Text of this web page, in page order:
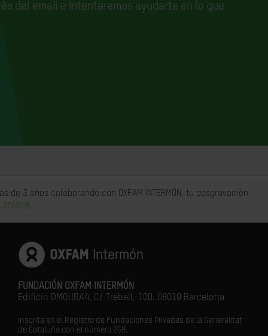
del email e intentaremos ayudarte en lo que
3 años colaborando con OXFAM INTERMÓN, tu desgravación
enlace.
FUNDACIÓN OXFAM INTERMÓN
Edificio DMOURA4. C/ Treball, 100. 08019 Barcelona
Inscrita en el Registro de Fundaciones Privadas de la Generalitat
de Cataluña con el número 259.